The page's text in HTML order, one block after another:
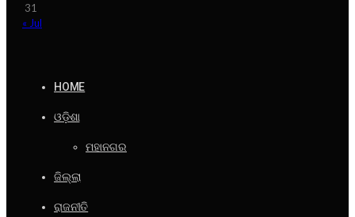
31
« Jul
HOME
ଓଡ଼ିଶା
ମହାନଗର
ଜିଲ୍ଲା
ରାଜନୀତି